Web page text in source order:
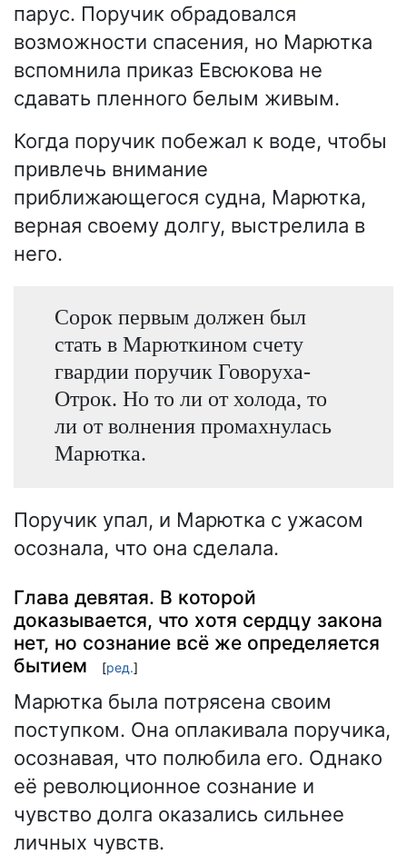
парус. Поручик обрадовался
возможности спасения, но Марютка
вспомнила приказ Евсюкова не
сдавать пленного белым живым.
Когда поручик побежал к воде, чтобы
привлечь внимание
приближающегося судна, Марютка,
верная своему долгу, выстрелила в
него.
Сорок первым должен был
стать в Марюткином счету
гвардии поручик Говоруха-
Отрок. Но то ли от холода, то
ли от волнения промахнулась
Марютка.
Поручик упал, и Марютка с ужасом
осознала, что она сделала.
Глава девятая. В которой
доказывается, что хотя сердцу закона
нет, но сознание всё же определяется
бытием
[ред.]
Марютка была потрясена своим
поступком. Она оплакивала поручика,
осознавая, что полюбила его. Однако
её революционное сознание и
чувство долга оказались сильнее
личных чувств.